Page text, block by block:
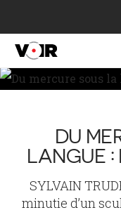
DU
LANGUE :
SYLVAIN
minutie d’un